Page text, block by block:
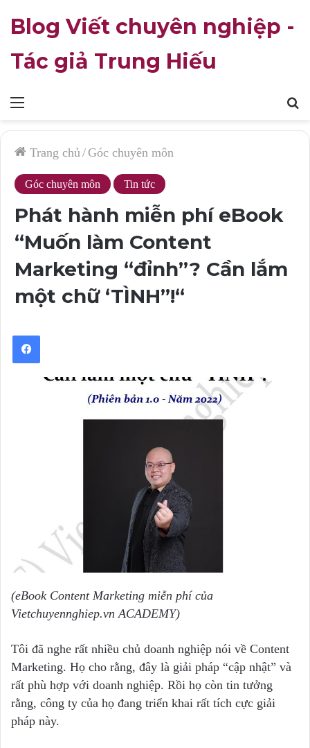
Mục
Blog Viết chuyên nghiệp -
Tác giả Trung Hiếu
Trang chủ/Góc chuyên môn
Góc chuyên môn Tin tức
Phát hành miễn phí eBook
“Muốn làm Content
Marketing “đỉnh”? Cần lắm
một chữ ‘TÌNH”!“
(eBook Content Marketing miễn phí của
Vietchuyennghiep.vn ACADEMY)
Tôi đã nghe rất nhiều chủ doanh nghiệp nói về Content
Marketing. Họ cho rằng, đây là giải pháp “cập nhật” và
rất phù hợp với doanh nghiệp. Rồi họ còn tin tưởng
rằng, công ty của họ đang triển khai rất tích cực giải
pháp này.